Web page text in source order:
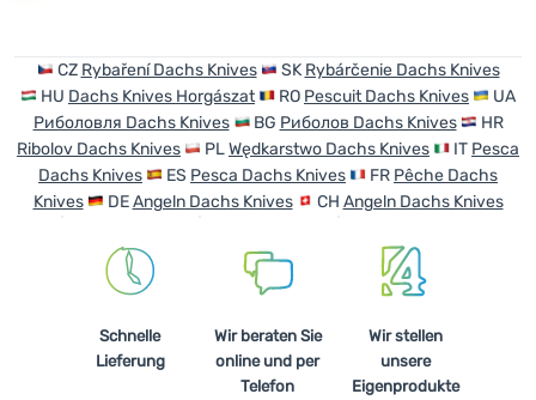
uns
Anmelden /
Registrieren
CZ Rybaření Dachs Knives SK Rybárčenie Dachs Knives
HU Dachs Knives Horgászat RO Pescuit Dachs Knives
UA
Риболовля Dachs Knives
BG Риболов Dachs Knives
HR
Ribolov Dachs Knives
PLWędkarstwo Dachs Knives IT Pesca
Dachs Knives
ES Pesca Dachs Knives FR Pêche Dachs
Knives
DEAngeln Dachs Knives CH Angeln Dachs Knives
Schnelle
Lieferung
Wir beraten Sie
online und per
Telefon
Wir stellen
unsere
Eigenprodukte